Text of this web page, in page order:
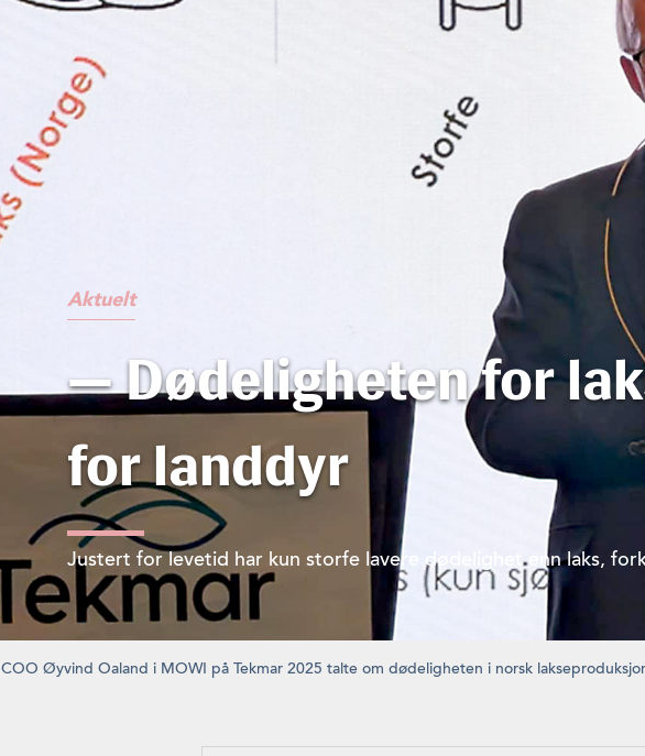
Aktuelt
— Dødeligheten for
for landdyr
Justert for levetid har kun storfe lavere dødelighet enn laks,
COO Øyvind Oaland i MOWI på Tekmar 2025 talte om dødeligheten i norsk